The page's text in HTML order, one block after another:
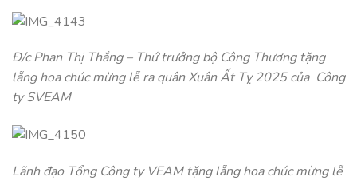
Đ/c Phan Thị Thắng – Thứ trưởng bộ Công Thương tặng
lẵng hoa chúc mừng lễ ra quân Xuân Ất Tỵ 2025 của Công
ty SVEAM
Lãnh đạo Tổng Công ty VEAM tặng lẵng hoa chúc mừng lễ